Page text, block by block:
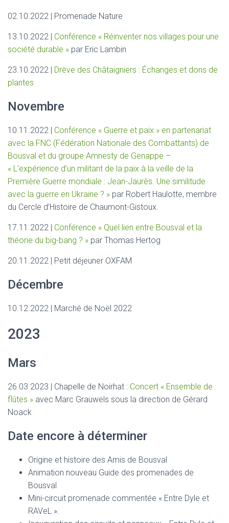
02.10.2022 | Promenade Nature
13.10.2022 | Conférence « Réinventer nos villages pour une
société durable » par Eric Lambin
23.10.2022 | Drève des Châtaigniers : Échanges et dons de
plantes
Novembre
10.11.2022 | Conférence « Guerre et paix » en partenariat
avec la FNC (Fédération Nationale des Combattants) de
Bousval et du groupe Amnesty de Genappe –
« L’expérience d’un militant de la paix à la veille de la
Première Guerre mondiale : Jean-Jaurès. Une similitude
avec la guerre en Ukraine ? » par Robert Haulotte, membre
du Cercle d’Histoire de Chaumont-Gistoux.
17.11.2022 | Conférence « Quel lien entre Bousval et la
théorie du big-bang ? » par Thomas Hertog
20.11.2022 | Petit déjeuner OXFAM
Décembre
10.12.2022 | Marché de Noël 2022
2023
Mars
26.03.2023 | Chapelle de Noirhat : Concert « Ensemble de
flûtes » avec Marc Grauwels sous la direction de Gérard
Noack
Date encore à déterminer
Origine et histoire des Amis de Bousval
Animation nouveau Guide des promenades de
Bousval
Mini-circuit promenade commentée « Entre Dyle et
RAVeL ».